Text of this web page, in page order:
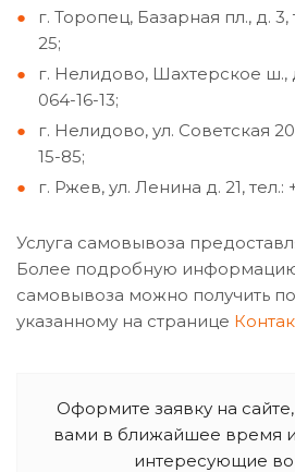
г. Торопец, Базарная пл., д. 3,
25;
г. Нелидово, Шахтерское ш.,
064-16-13;
г. Нелидово, ул. Советская
15-85;
г. Ржев, ул. Ленина д. 21, тел.:
Услуга самовывоза
Более подробную информацию
самовывоза можно получить
указанному на странице
Оформите заявку на
вами в ближайшее время
интересующие